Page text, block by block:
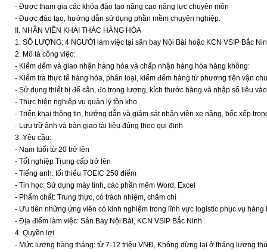
- Được tham gia các khóa đào tạo nâng cao năng lực chuyên môn
- Được đào tạo, hướng dẫn sử dụng phần mềm chuyên nghiệp.
II. NHÂN VIÊN KHAI THÁC HÀNG HÓA
1. SÔ LƯỢNG: 4 NGƯỜI làm việc tại sân bay Nội Bài hoặc KCN VSIP Bắc
2. Mô tả công việc:
- Kiểm đếm và giao nhận hàng hóa và chấp nhận hàng hóa hàng không:
- Kiểm tra thực tế hàng hóa, phân loại, kiểm đếm hàng từ phương tiện vận
- Sử dụng thiết bị để cân, đo trọng lượng, kích thước hàng và nhập số liệu
- Thực hiện nghiệp vụ quản lý tồn kho
- Triển khai thông tin, hướng dẫn và giám sát nhân viên xe nâng, bốc xếp
- Lưu trữ ảnh và bàn giao tài liệu đúng theo qui định
3. Yêu cầu:
- Nam tuổi từ 20 trở lên
- Tốt nghiệp Trung cấp trở lên
- Tiếng anh: tối thiểu TOEIC 250 điểm
- Tin học: Sử dụng máy tính, các phần mêm Word, Excel
- Phẩm chất: Trung thực, có trách nhiệm, chăm chỉ
- Ưu tiên những ứng viên có kinh nghiệm trong lĩnh vực logistic phục vụ hàng
- Địa điểm làm việc: Sân Bay Nội Bài, KCN VSIP Bắc Ninh
4. Quyền lợi
- Mức lương hàng tháng: từ 7-12 triệu VNĐ, Không dừng lại ở tháng lương